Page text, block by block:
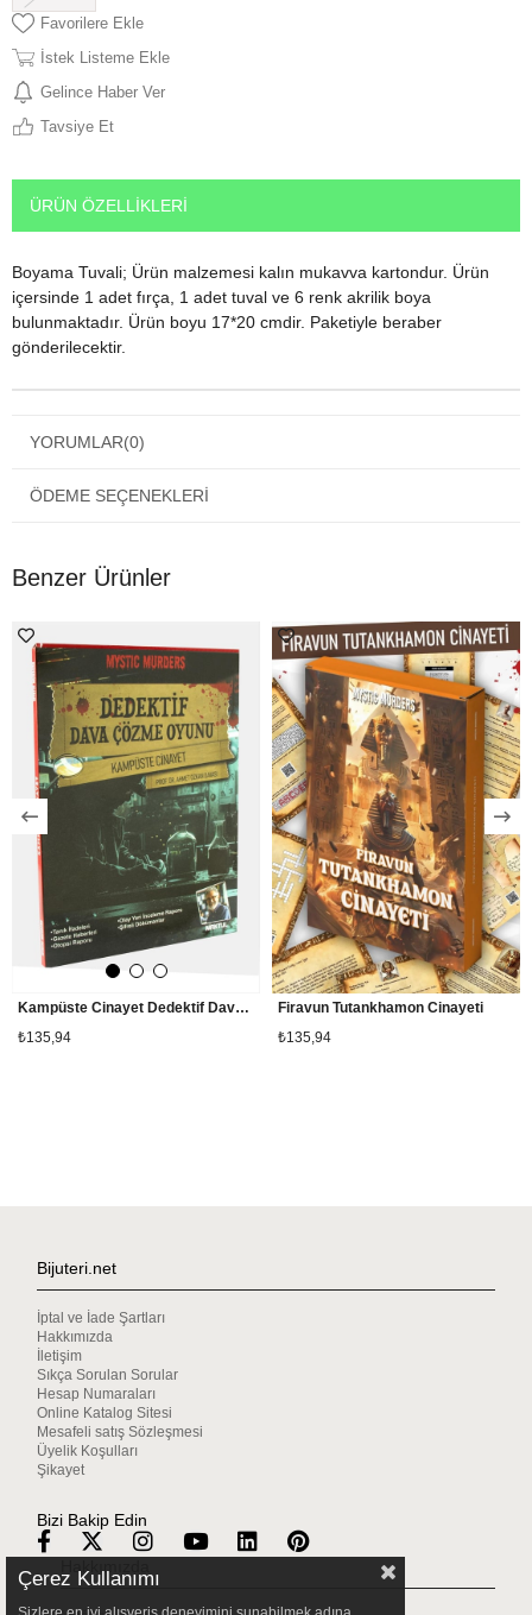
Favorilere Ekle
İstek Listeme Ekle
Gelince Haber Ver
Tavsiye Et
ÜRÜN ÖZELLIKLERI
Boyama Tuvali; Ürün malzemesi kalın mukavva kartondur. Ürün
içersinde 1 adet fırça, 1 adet tuval ve 6 renk akrilik boya
bulunmaktadır. Ürün boyu 17*20 cmdir. Paketiyle beraber
gönderilecektir.
YORUMLAR(0)
ÖDEME SEÇENEKLERI
Benzer Ürünler
Kampüste Cinayet Dedektif Dava Çözme Oyunu
₺135,94
Firavun Tutankhamon Cinayeti
₺135,94
Bijuteri.net
İptal ve İade Şartları
Hakkımızda
İletişim
Sıkça Sorulan Sorular
Hesap Numaraları
Online Katalog Sitesi
Mesafeli satış Sözleşmesi
Üyelik Koşulları
Şikayet
Bizi Bakip Edin
Hakkımızda
Çerez Kullanımı